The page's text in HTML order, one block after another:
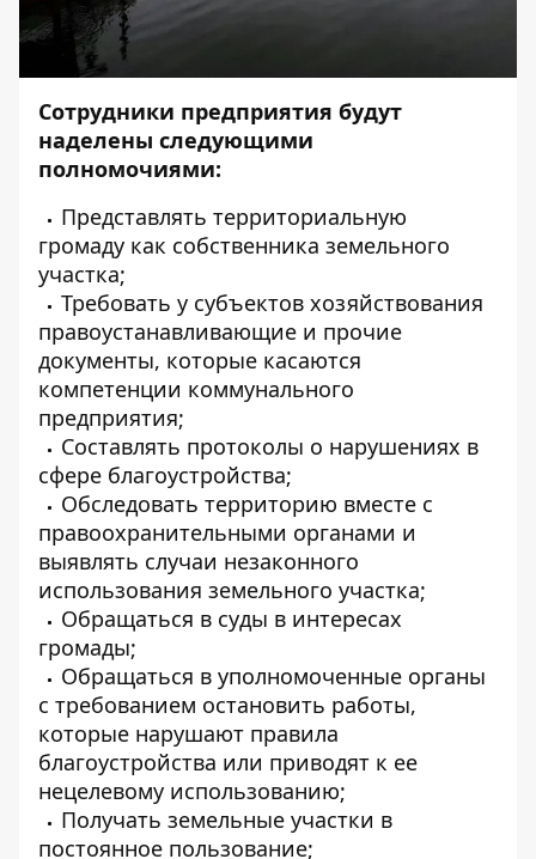
Сотрудники предприятия будут
наделены следующими
полномочиями:
Представлять территориальную
громаду как собственника земельного
участка;
Требовать у субъектов хозяйствования
правоустанавливающие и прочие
документы, которые касаются
компетенции коммунального
предприятия;
Составлять протоколы о нарушениях в
сфере благоустройства;
Обследовать территорию вместе с
правоохранительными органами и
выявлять случаи незаконного
использования земельного участка;
Обращаться в суды в интересах
громады;
Обращаться в уполномоченные органы
с требованием остановить работы,
которые нарушают правила
благоустройства или приводят к ее
нецелевому использованию;
Получать земельные участки в
постоянное пользование;